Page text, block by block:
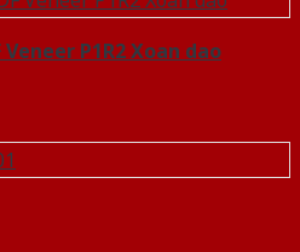
Veneer P1R2 Xoan dao